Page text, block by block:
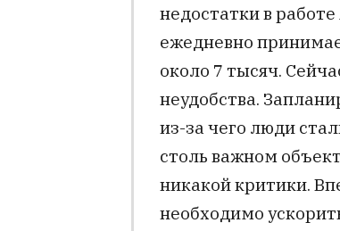
недостатки в
ежедневно
около 7 тысяч.
неудобства.
из-за чего люди
столь важном
никакой критики.
необходимо